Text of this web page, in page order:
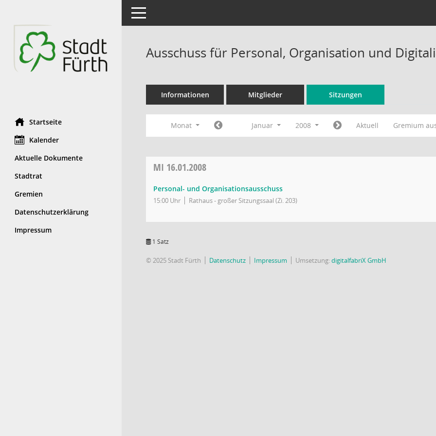
Startseite
Kalender
Aktuelle Dokumente
Stadtrat
Gremien
Datenschutzerklärung
Impressum
Toggle navigation
Ausschuss für Personal, Organisation und
Informationen Mitglieder Sitzungen
Monat Januar 2008 Aktuell Gremium
MI 16.01.2008
Personal- und Organisationsausschuss
15:00 Uhr Rathaus - großer Sitzungssaal (Zi. 203)
1 Satz
© 2025 Stadt Fürth Datenschutz Impressum Umsetzung:digitalfabriX GmbH